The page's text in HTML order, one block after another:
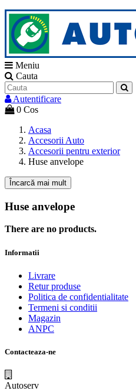
Meniu
Cauta
Autentificare
0 Cos
Acasa
Accesorii Auto
Accesorii pentru exterior
Huse anvelope
Încarcă mai mult
Huse anvelope
There are no products.
Informatii
Livrare
Retur produse
Politica de confidentialitate
Termeni si conditii
Magazin
ANPC
Contacteaza-ne
Autoserv